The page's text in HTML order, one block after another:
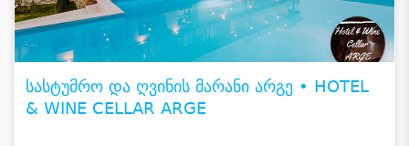
სასტუმრო და ღვინის მარანი არგე • HOTEL
& WINE CELLAR ARGE